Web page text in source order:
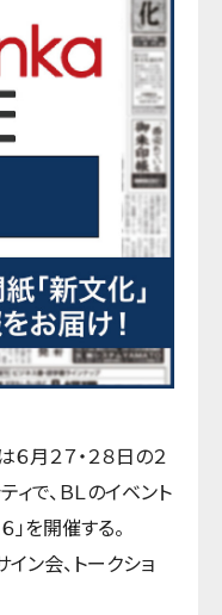
月２７・２８日の２
で、ＢＬのイベント
」を開催する。
ン会、トークショ